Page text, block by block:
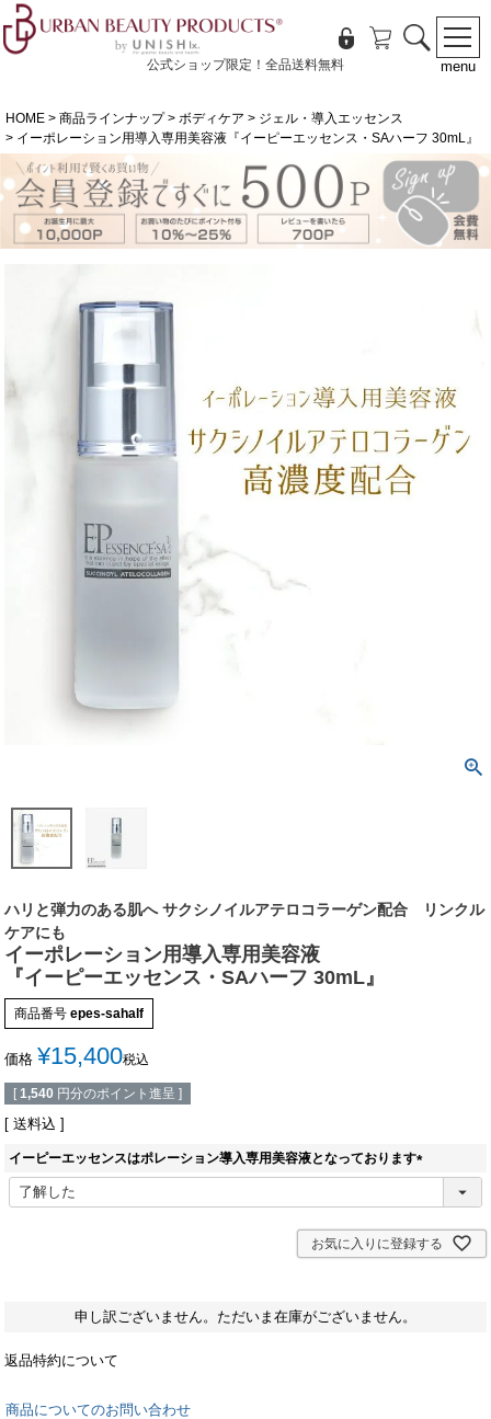
menu
公式ショップ限定！全品送料無料
HOME 商品ラインナップ ボディケア
ジェル・導入エッセンス
イーポレーション用導入専用美容液『イーピーエッセンス・SAハーフ 30mL』
ハリと弾力のある肌へ サクシノイルアテロコラーゲン配合 リンクル
ケアにも
イーポレーション用導入専用美容液
『イーピーエッセンス・SAハーフ 30mL』
商品番号 epes-sahalf
価格 ¥15,400税込
[ 1,540 円分のポイント進呈 ]
送料込
イーピーエッセンスはポレーション導入専用美容液となっております
(
)
お気に入りに登録する
申し訳ございません。ただいま在庫がございません。
返品特約について
商品についてのお問い合わせ